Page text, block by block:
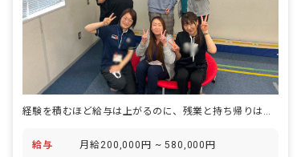
経験を積むほど給与は上がるのに、残業と持ち帰りはゼロです。
給与 月給200,000円 ~ 580,000円